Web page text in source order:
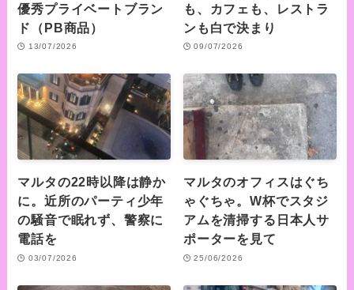
優秀プライベートブラン
ド（PB商品）
13/07/2026
も、カフェも、レストラ
ンも白で決まり
09/07/2026
マルタの22時以降は静か
に。近所のパーティ少年
の騒音で眠れず、警察に
電話を
03/07/2026
マルタのオフィスはぐち
ゃぐちゃ。W杯でスタジ
アムを清掃する日本人サ
ポーターを見て
25/06/2026